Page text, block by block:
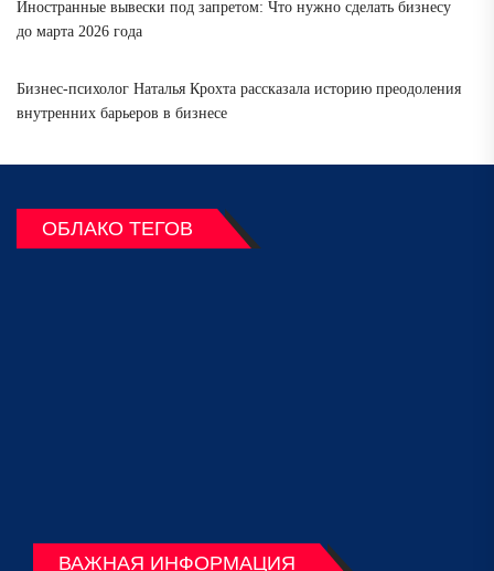
Иностранные вывески под запретом: Что нужно сделать бизнесу
до марта 2026 года
Бизнес-психолог Наталья Крохта рассказала историю преодоления
внутренних барьеров в бизнесе
ОБЛАКО ТЕГОВ
ВАЖНАЯ ИНФОРМАЦИЯ